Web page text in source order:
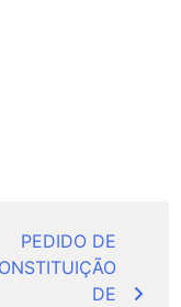
PEDIDO DE
DE